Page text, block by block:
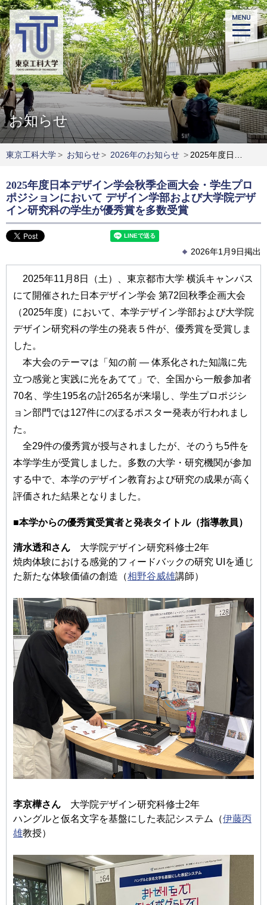
お知らせ
東京工科大学> お知らせ> 2026年のお知らせ > 2025年度日本デザイン学会秋季企画大会・学生プロポジションにおいて デザイン学部および大学院デザイン研究科の学生が優秀賞を多数受賞
2025年度日本デザイン学会秋季企画大会・学生プロ
ポジションにおいて デザイン学部および大学院デザ
イン研究科の学生が優秀賞を多数受賞
2026年1月9日掲出
2025年11月8日（土）、東京都市大学 横浜キャンパス
にて開催された日本デザイン学会 第72回秋季企画大会
（2025年度）において、本学デザイン学部および大学院
デザイン研究科の学生の発表５件が、優秀賞を受賞しま
した。
本大会のテーマは「知の前 ― 体系化された知識に先
立つ感覚と実践に光をあてて」で、全国から一般参加者
70名、学生195名の計265名が来場し、学生プロポジシ
ョン部門では127件にのぼるポスター発表が行われまし
た。
全29件の優秀賞が授与されましたが、そのうち5件を
本学学生が受賞しました。多数の大学・研究機関が参加
する中で、本学のデザイン教育および研究の成果が高く
評価された結果となりました。
■本学からの優秀賞受賞者と発表タイトル（指導教員）
清水透和さん 大学院デザイン研究科修士2年
焼肉体験における感覚的フィードバックの研究 UIを通じ
た新たな体験価値の創造（相野谷威雄講師）
李京樺さん 大学院デザイン研究科修士2年
ハングルと仮名文字を基盤にした表記システム（伊藤丙
雄教授）